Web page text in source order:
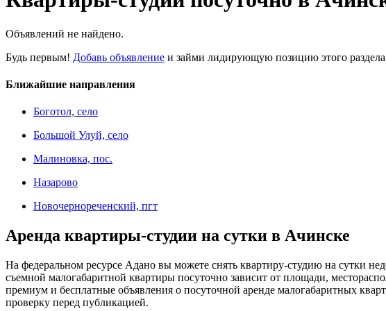
Объявлений не найдено.
Будь первым! Добавь объявление и займи лидирующую позицию этого
Ближайшие направления
Боготол, село
Большой Улуй, село
Малиновка, пос.
Назарово
Новочернореченский, пгт
Аренда квартиры-студии на сутки в Ачинске
На федеральном ресурсе Адано вы можете снять квартиру-студию на сутки
съемной малогабаритной квартиры посуточно зависит от площади,
премиум и бесплатные объявления о посуточной аренде малогабаритных
проверку перед публикацией.